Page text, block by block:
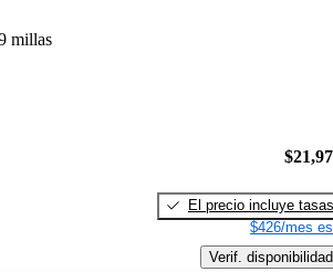
millas
El precio incluye tasas
$426/mes
Verif. disponibilidad